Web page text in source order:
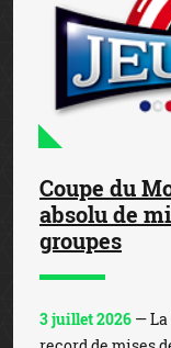
Coupe du
absolu de
groupes
3 juillet 2026 — La